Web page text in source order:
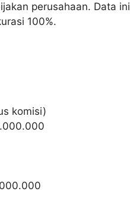
perusahaan. Data ini
100%.
komisi)